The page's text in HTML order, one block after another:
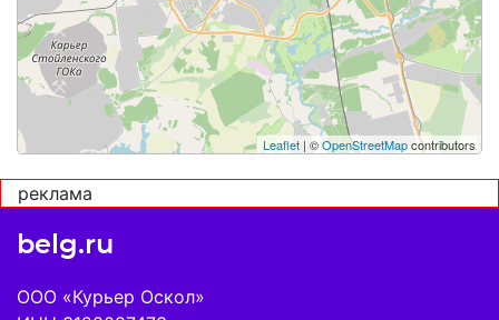
Leaflet | ©OpenStreetMapcontributors
реклама
belg.ru
ООО «Курьер Оскол»